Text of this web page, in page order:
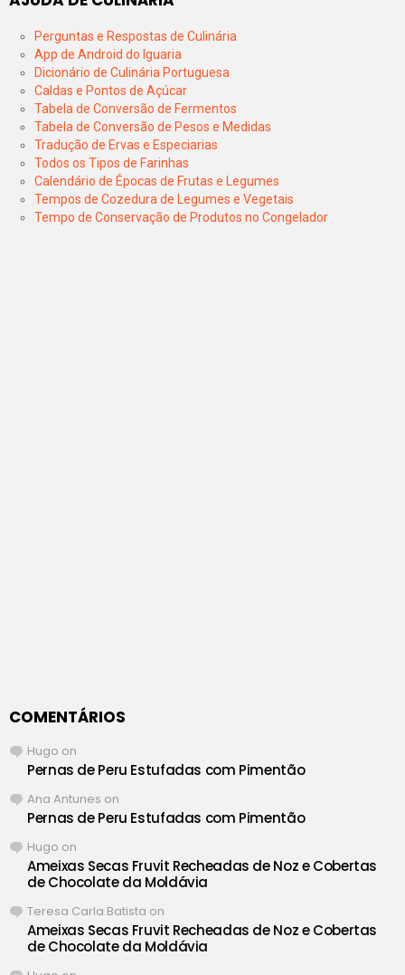
Perguntas e Respostas de Culinária
App de Android do Iguaria
Dicionário de Culinária Portuguesa
Caldas e Pontos de Açúcar
Tabela de Conversão de Fermentos
Tabela de Conversão de Pesos e Medidas
Tradução de Ervas e Especiarias
Todos os Tipos de Farinhas
Calendário de Épocas de Frutas e Legumes
Tempos de Cozedura de Legumes e Vegetais
Tempo de Conservação de Produtos no Congelador
COMENTÁRIOS
Hugo on
Pernas de Peru Estufadas com Pimentão
Ana Antunes on
Pernas de Peru Estufadas com Pimentão
Hugo on
Ameixas Secas Fruvit Recheadas de Noz e Cobertas
de Chocolate da Moldávia
Teresa Carla Batista on
Ameixas Secas Fruvit Recheadas de Noz e Cobertas
de Chocolate da Moldávia